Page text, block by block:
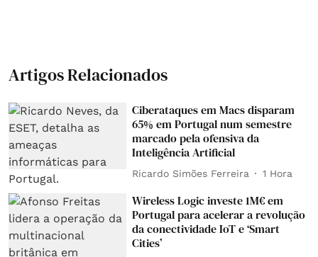
Artigos Relacionados
Ciberataques em Macs disparam
65% em Portugal num semestre
marcado pela ofensiva da
Inteligência Artificial
Ricardo Simões Ferreira 1 Hora
Wireless Logic investe 1M€ em
Portugal para acelerar a revolução
da conectividade IoT e ‘Smart
Cities’